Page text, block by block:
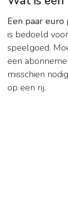
Een paar
is bedoeld
speelgoed.
een
misschien
op een rij.